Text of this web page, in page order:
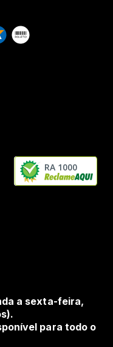
RA 1000
a sexta-feira,
para todo o